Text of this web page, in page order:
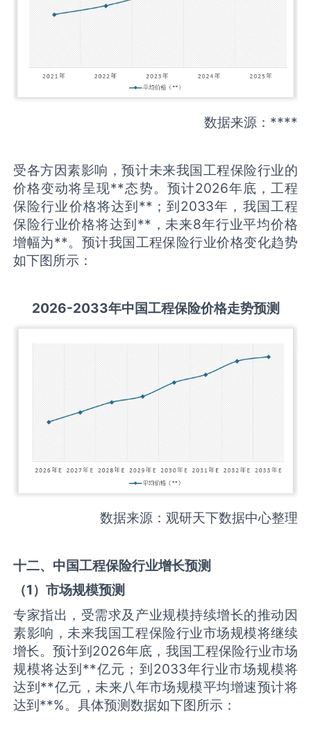
数据来源：****
受各方因素影响，预计未来我国工程保险行业的
价格变动将呈现**态势。预计2026年底，工程
保险行业价格将达到**；到2033年，我国工程
保险行业价格将达到**，未来8年行业平均价格
增幅为**。预计我国工程保险行业价格变化趋势
如下图所示：
2026-2033年中国工程保险价格走势预测
数据来源：观研天下数据中心整理
十二、中国工程保险行业增长预测
（1）市场规模预测
专家指出，受需求及产业规模持续增长的推动因
素影响，未来我国工程保险行业市场规模将继续
增长。预计到2026年底，我国工程保险行业市场
规模将达到**亿元；到2033年行业市场规模将
达到**亿元，未来八年市场规模平均增速预计将
达到**%。具体预测数据如下图所示：